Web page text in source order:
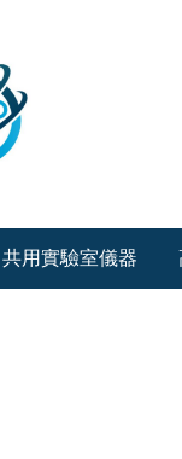
共用實驗室儀器